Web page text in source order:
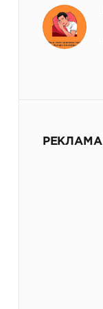
РЕКЛАМА